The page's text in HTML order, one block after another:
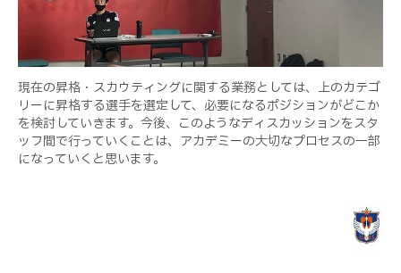
現在の昇格・スカウティングに関する業務としては、上のカテゴ
リーに昇格する選手を選定して、必要になるポジションがどこか
を検討していきます。今後、このようなディスカッションをスタ
ッフ間で行っていくことは、アカデミーの大切なプロセスの一部
になっていくと思います。